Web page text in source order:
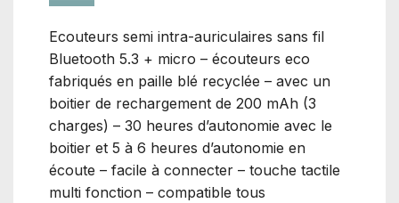
Ecouteurs semi intra-auriculaires sans fil
Bluetooth 5.3 + micro – écouteurs eco
fabriqués en paille blé recyclée – avec un
boitier de rechargement de 200 mAh (3
charges) – 30 heures d’autonomie avec le
boitier et 5 à 6 heures d’autonomie en
écoute – facile à connecter – touche tactile
multi fonction – compatible tous